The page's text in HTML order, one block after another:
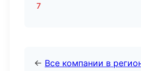
7
← Все компании в